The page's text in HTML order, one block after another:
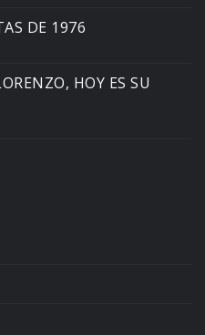
DE 1976
HOY ES SU